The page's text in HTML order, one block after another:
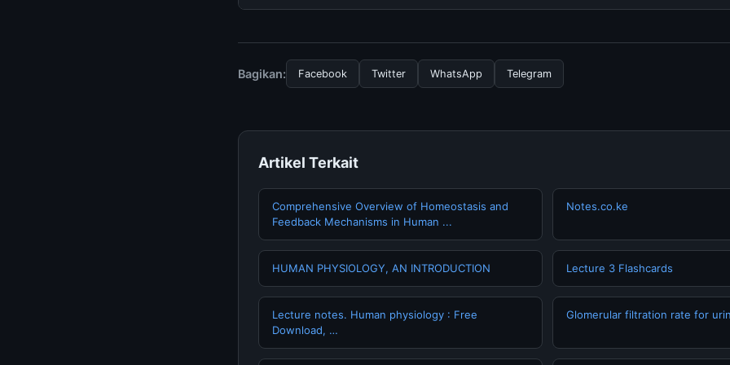
terpercaya.
Bagikan: Facebook Twitter WhatsApp Telegram
Artikel Terkait
Comprehensive Overview of Homeostasis and
Feedback Mechanisms in Human ...
Notes.co.ke
HUMAN PHYSIOLOGY, AN INTRODUCTION Lecture 3 Flashcards
Lecture notes. Human physiology : Free
Download, …
Glomerular filtration rate for